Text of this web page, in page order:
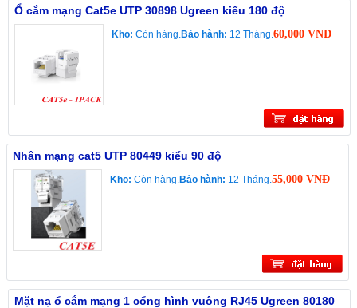
Ổ cắm mạng Cat5e UTP 30898 Ugreen kiểu 180 độ
Kho: Còn hàng.Bảo hành: 12 Tháng.60,000 VNĐ
Nhân mạng cat5 UTP 80449 kiểu 90 độ
Kho: Còn hàng.Bảo hành: 12 Tháng.55,000 VNĐ
Mặt nạ ổ cắm mạng 1 cổng hình vuông RJ45 Ugreen 80180